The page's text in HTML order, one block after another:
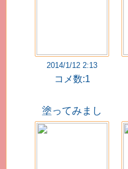
2014/1/12 2:13
コメ数:1
塗ってみまし
た!!